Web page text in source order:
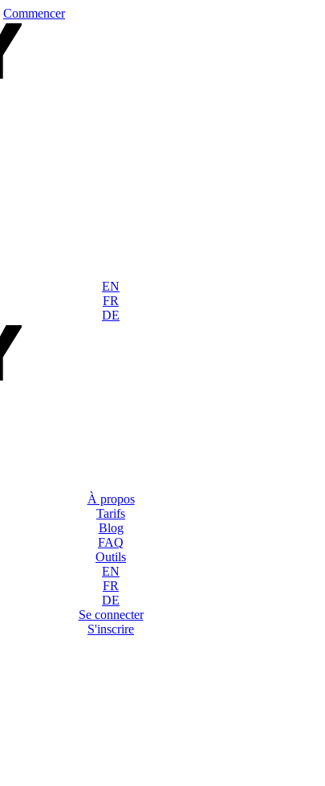
Commencer
EN
FR
DE
À propos
Tarifs
Blog
FAQ
Outils
EN
FR
DE
Se connecter
S'inscrire